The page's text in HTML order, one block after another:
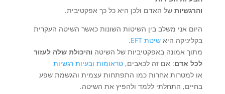
והרגשיותשל האדם ולכן היא כל כך אפקטיבית.
היום אני משלב בין השיטות השונות כאשר השיטה העקרית
בקליניקה היא שיטת EFT
.
מתוך אמונה באפקטיביות של השיטה והיכולת שלה לעזור
לכל אדם: אם זה לכאבים, טראומות ובעיות רגשיות
או למטרות אחרות כמו התפתחות עצמית והגשמת שפע
בחיים, התחלתי ללמד ולהפיץ את השיטה.